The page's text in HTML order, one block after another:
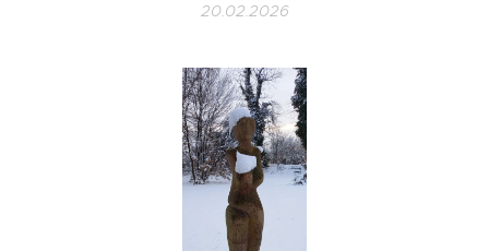
20.02.2026